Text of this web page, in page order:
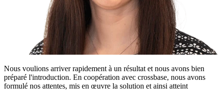
Nous voulions arriver rapidement à un résultat et nous avons bien
préparé l'introduction. En coopération avec crossbase, nous avons
formulé nos attentes, mis en œuvre la solution et ainsi atteint